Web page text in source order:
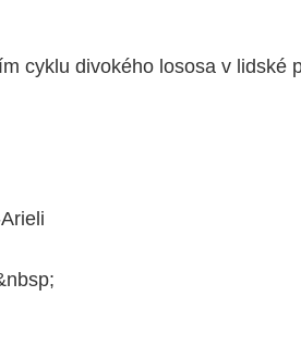
cyklu divokého lososa v lidské